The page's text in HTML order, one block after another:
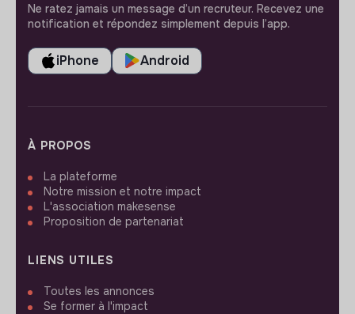
Ne ratez jamais un message d’un recruteur. Recevez une
notification et répondez simplement depuis l’app.
iPhone Android
À PROPOS
La plateforme
Notre mission et notre impact
L'association makesense
Proposition de partenariat
LIENS UTILES
Toutes les annonces
Se former à l'impact